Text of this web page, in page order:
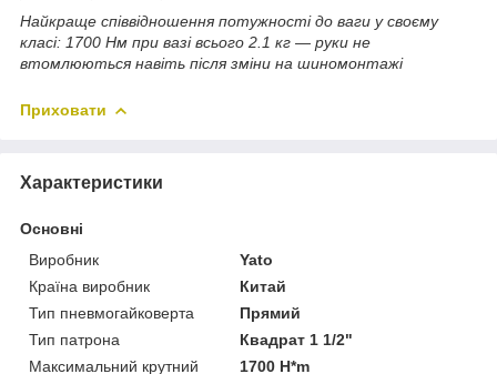
Найкраще співвідношення потужності до ваги у своєму
класі: 1700 Нм при вазі всього 2.1 кг — руки не
втомлюються навіть після зміни на шиномонтажі
Приховати
Характеристики
Основні
Виробник
Yato
Країна виробник
Китай
Тип пневмогайковерта
Прямий
Тип патрона
Квадрат 1 1/2"
Максимальний крутний
1700 H*m